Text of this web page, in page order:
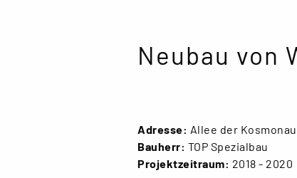
Neubau von
Adresse: Allee der
Bauherr: TOP Spezialbau
Projektzeitraum: 2018 - 2020